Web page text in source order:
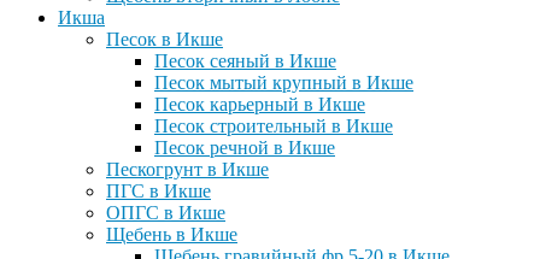
Икша
Песок в Икше
Песок сеяный в Икше
Песок мытый крупный в Икше
Песок карьерный в Икше
Песок строительный в Икше
Песок речной в Икше
Пескогрунт в Икше
ПГС в Икше
ОПГС в Икше
Щебень в Икше